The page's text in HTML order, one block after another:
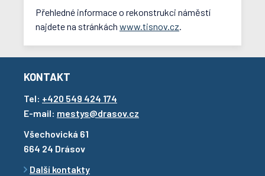
Přehledné informace o rekonstrukci náměstí
najdete na stránkách www.tisnov.cz.
KONTAKT
Tel: +420 549 424 174
E-mail: mestys@drasov.cz
Všechovická 61
664 24 Drásov
Další kontakty